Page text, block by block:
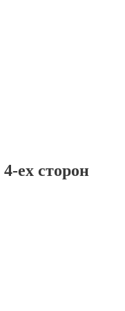
ех сторон